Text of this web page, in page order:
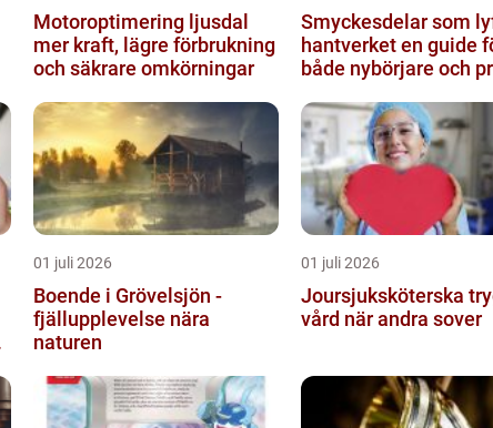
Motoroptimering ljusdal
mer kraft, lägre förbrukning
och säkrare omkörningar
Smyckesdelar som
hantverket en guide för
både nybörjare och
01 juli 2026
Boende i Grövelsjön -
fjällupplevelse nära
naturen
01 juli 2026
Joursjuksköterska trygg
vård när andra sover